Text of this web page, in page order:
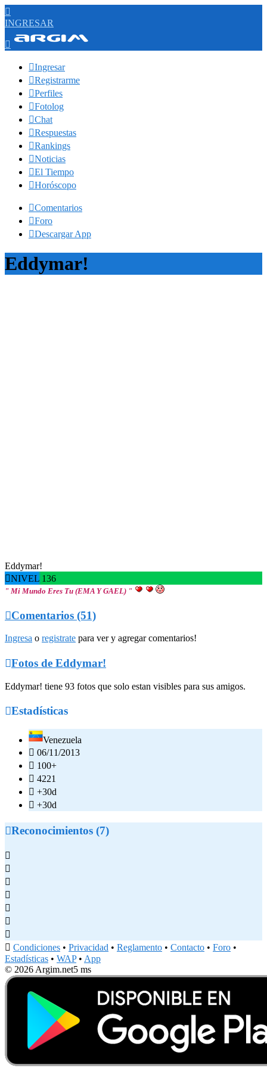

INGRESAR

Ingresar
Registrarme
Perfiles
Fotolog
Chat
Respuestas
Rankings
Noticias
El Tiempo
Horóscopo
Comentarios
Foro
Descargar App
Eddymar!
Eddymar!
NIVEL 136
" Mi Mundo Eres Tu (EMA Y GAEL) "
Comentarios (51)
Ingresa o registrate para ver y agregar comentarios!
Fotos de Eddymar!
Eddymar! tiene 93 fotos que solo estan visibles para sus amigos.
Estadísticas
Venezuela
 06/11/2013
 100+
 4221
 +30d
 +30d
Reconocimientos (7)







 Condiciones • Privacidad • Reglamento • Contacto • Foro •
Estadísticas • WAP• App
© 2026 Argim.net5 ms